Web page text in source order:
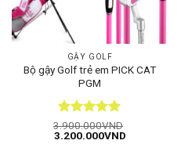
GẬY GOLF
Bộ gậy Golf trẻ em PICK CAT
PGM
Được xếp
hạng55
3.900.000VND
Giá
3.200.000VNDGiá